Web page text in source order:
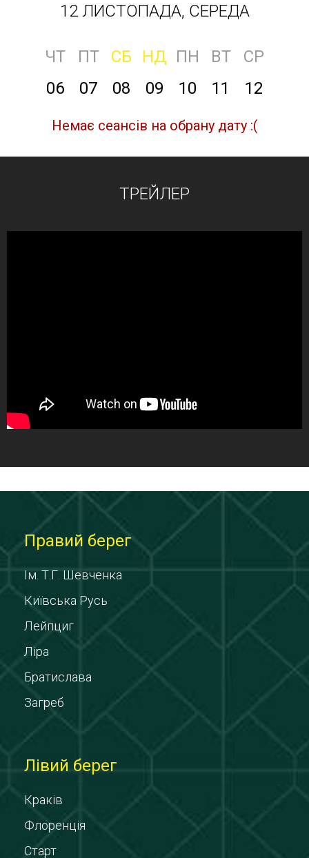
12 ЛИСТОПАДА, СЕРЕДА
ЧТ ПТ СБ НД ПН ВТ
СР
06
07 08 09 10 11 12
Немає сеансів на обрану дату :(
ТРЕЙЛЕР
Правий берег
Ім. Т.Г. Шевченка
Київська Русь
Лейпциг
Ліра
Братислава
Загреб
Лівий берег
Краків
Флоренція
Старт